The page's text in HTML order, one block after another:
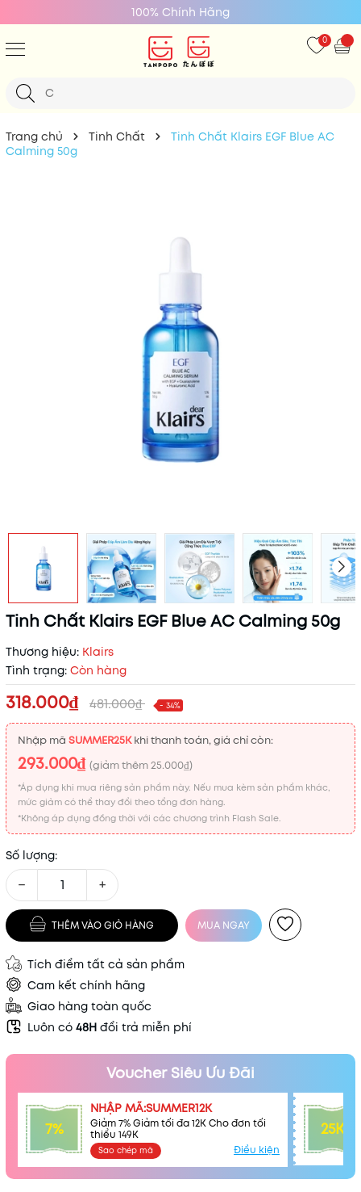
100% Chính Hãng
0
Trang chủ Tinh Chất
Tinh Chất Klairs EGF Blue AC
Calming 50g
Tinh Chất Klairs EGF Blue AC Calming 50g
Thương hiệu: Klairs
Tình trạng: Còn hàng
318.000₫ 481.000₫ - 34%
Nhập mã SUMMER25Kkhi thanh toán, giá chỉ còn:
293.000₫ (giảm thêm25.000₫)
*Áp dụng khi mua riêng sản phẩm này. Nếu mua kèm sản phẩm khác,
mức giảm có thể thay đổi theo tổng đơn hàng.
*Không áp dụng đồng thời với các chương trình Flash Sale.
Số lượng:
− +
THÊM VÀO GIỎ HÀNG MUA NGAY
Tích điểm tất cả sản phẩm
Cam kết chính hãng
Giao hàng toàn quốc
Luôn có 48H đổi trả miễn phí
Voucher Siêu Ưu Đãi
7%
NHẬP MÃ:SUMMER12K
Giảm 7% Giảm tối đa 12K Cho đơn tối
thiểu 149K
Sao chép mã Điều kiện
25K